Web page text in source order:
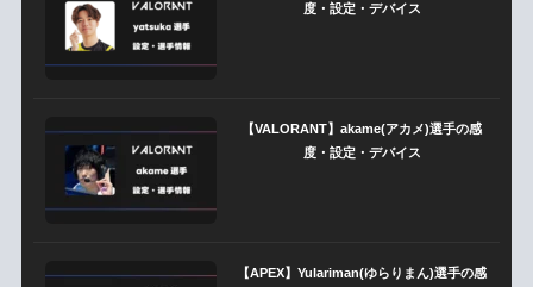
度・設定・デバイス
【VALORANT】akame(アカメ)選手の感
度・設定・デバイス
【APEX】Yulariman(ゆらりまん)選手の感